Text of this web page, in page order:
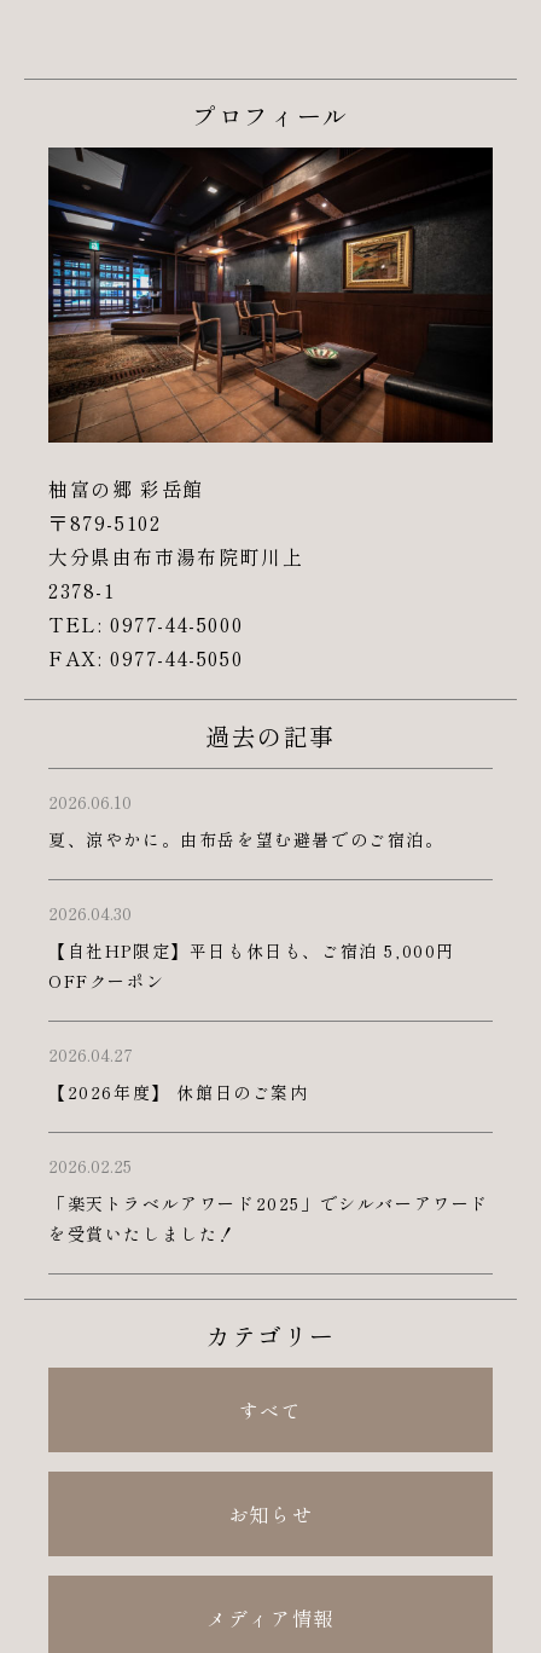
プロフィール
柚富の郷 彩岳館
〒879-5102
大分県由布市湯布院町川上
2378-1
TEL: 0977-44-5000
FAX: 0977-44-5050
過去の記事
2026.06.10
夏、涼やかに。由布岳を望む避暑でのご宿泊。
2026.04.30
【自社HP限定】平日も休日も、ご宿泊 5,000円
OFFクーポン
2026.04.27
【2026年度】 休館日のご案内
2026.02.25
「楽天トラベルアワード2025」でシルバーアワード
を受賞いたしました！
カテゴリー
すべて
お知らせ
メディア情報